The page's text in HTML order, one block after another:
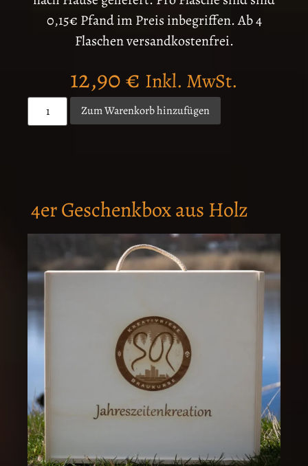
0,15€ Pfand im Preis inbegriffen. Ab 4
Flaschen versandkostenfrei.
12,90€ Inkl. MwSt.
Zum Warenkorb hinzufügen
4er Geschenkbox aus Holz